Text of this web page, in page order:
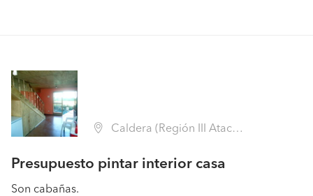
Caldera (Región III Atacama - Copiapó)
Presupuesto pintar interior casa
Son cabañas.